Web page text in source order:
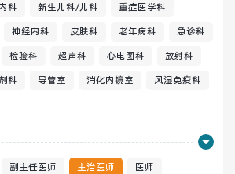
学习资料
科 新生儿科/儿科 重症医学科
神经内科 皮肤科 老年病科 急诊科
检验科 超声科 心电图科 放射科
科 导管室 消化内镜室 风湿免疫科
副主任医师 主治医师 医师